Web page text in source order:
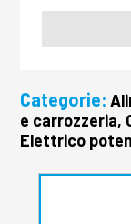
Categorie:
e carrozzeria,
Elettrico